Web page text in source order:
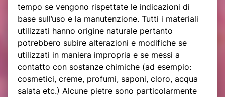
tempo se vengono rispettate le indicazioni di
base sull’uso e la manutenzione. Tutti i materiali
utilizzati hanno origine naturale pertanto
potrebbero subire alterazioni e modifiche se
utilizzati in maniera impropria e se messi a
contatto con sostanze chimiche (ad esempio:
cosmetici, creme, profumi, saponi, cloro, acqua
salata etc.) Alcune pietre sono particolarmente